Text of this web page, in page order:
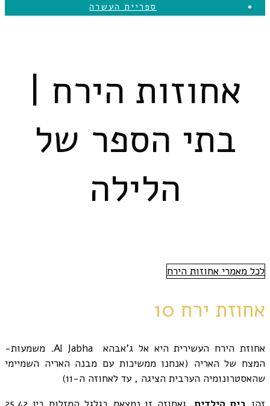
ספריית העשרה
אחוזות הירח |
בתי הספר של
הלילה
לכל מאמרי אחוזות הירח
אחוזת ירח 10
אחוזת הירח העשירית היא אל ג'אבהא Al Jabha. משמעות-
המצח של האריה (אנחנו ממשיכות עם מבנה האריה השמיימי
שהאסטרונומיה הערבית הציגה , עד לאחוזה ה-11)